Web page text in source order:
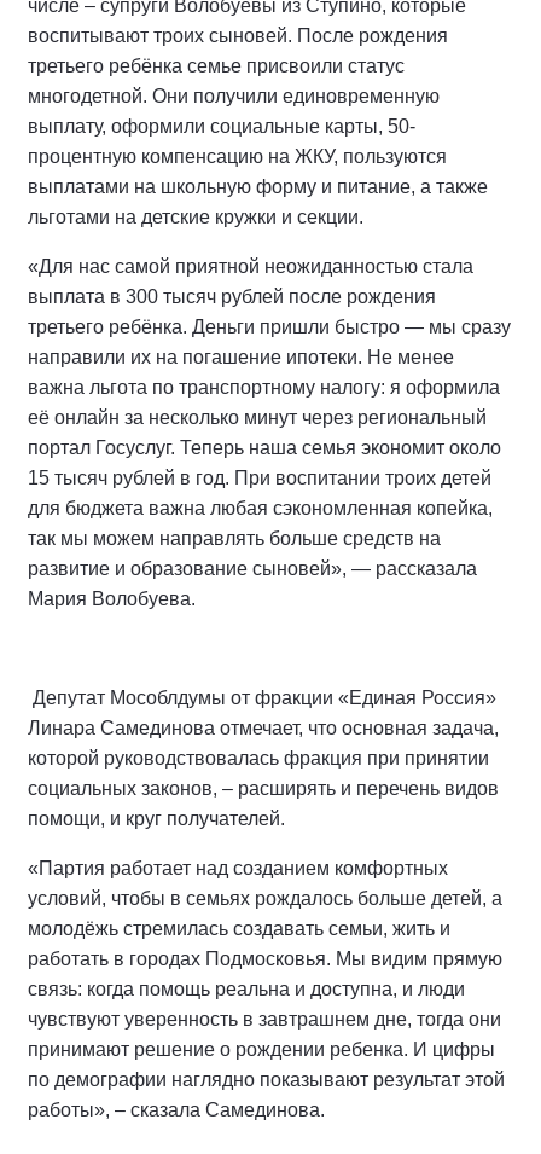
числе – супруги Волобуевы из Ступино, которые
воспитывают троих сыновей. После рождения
третьего ребёнка семье присвоили статус
многодетной. Они получили единовременную
выплату, оформили социальные карты, 50-
процентную компенсацию на ЖКУ, пользуются
выплатами на школьную форму и питание, а также
льготами на детские кружки и секции.
«Для нас самой приятной неожиданностью стала
выплата в 300 тысяч рублей после рождения
третьего ребёнка. Деньги пришли быстро — мы сразу
направили их на погашение ипотеки. Не менее
важна льгота по транспортному налогу: я оформила
её онлайн за несколько минут через региональный
портал Госуслуг. Теперь наша семья экономит около
15 тысяч рублей в год. При воспитании троих детей
для бюджета важна любая сэкономленная копейка,
так мы можем направлять больше средств на
развитие и образование сыновей», — рассказала
Мария Волобуева.
Депутат Мособлдумы от фракции «Единая Россия»
Линара Самединова отмечает, что основная задача,
которой руководствовалась фракция при принятии
социальных законов, – расширять и перечень видов
помощи, и круг получателей.
«Партия работает над созданием комфортных
условий, чтобы в семьях рождалось больше детей, а
молодёжь стремилась создавать семьи, жить и
работать в городах Подмосковья. Мы видим прямую
связь: когда помощь реальна и доступна, и люди
чувствуют уверенность в завтрашнем дне, тогда они
принимают решение о рождении ребенка. И цифры
по демографии наглядно показывают результат этой
работы», – сказала Самединова.